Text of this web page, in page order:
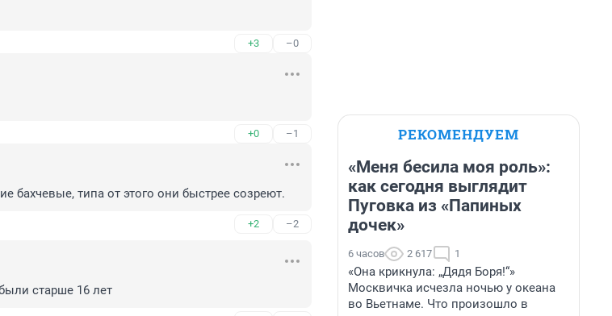
+3 –0
+0 –1
бахчевые, типа от этого они быстрее созреют.
+2 –2
старше 16 лет
РЕКОМЕНДУЕМ
«Меня бесила моя роль»:
как сегодня выглядит
Пуговка из «Папиных
дочек»
6 часов 2 617 1
«Она крикнула: „Дядя Боря!“»
Москвичка исчезла ночью у океана
во Вьетнаме. Что произошло в